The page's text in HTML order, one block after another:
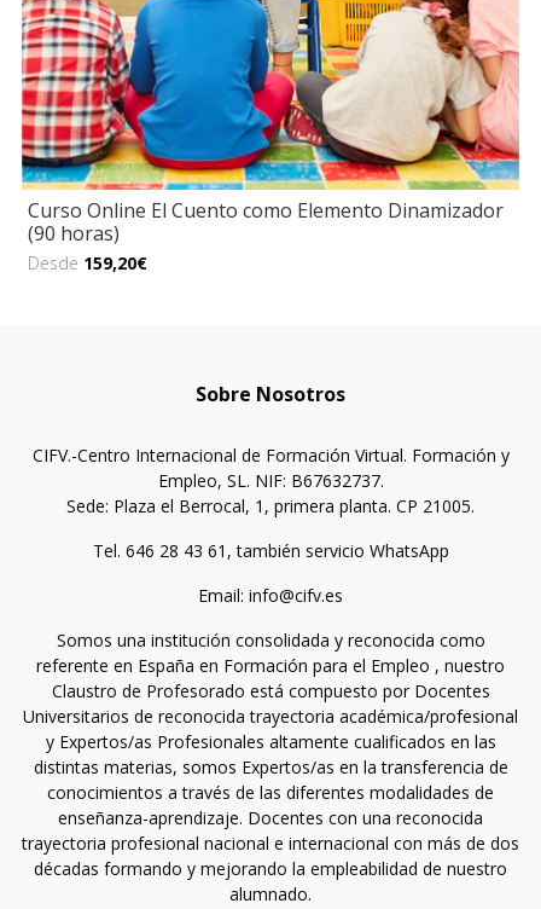
Curso Online El Cuento como Elemento Dinamizador
(90 horas)
Desde 159,20€
Sobre Nosotros
CIFV.-Centro Internacional de Formación Virtual. Formación y
Empleo, SL. NIF: B67632737.
Sede: Plaza el Berrocal, 1, primera planta. CP 21005.
Tel. 646 28 43 61, también servicio WhatsApp
Email: info@cifv.es
Somos una institución consolidada y reconocida como
referente en España en Formación para el Empleo , nuestro
Claustro de Profesorado está compuesto por Docentes
Universitarios de reconocida trayectoria académica/profesional
y Expertos/as Profesionales altamente cualificados en las
distintas materias, somos Expertos/as en la transferencia de
conocimientos a través de las diferentes modalidades de
enseñanza-aprendizaje. Docentes con una reconocida
trayectoria profesional nacional e internacional con más de dos
décadas formando y mejorando la empleabilidad de nuestro
alumnado.